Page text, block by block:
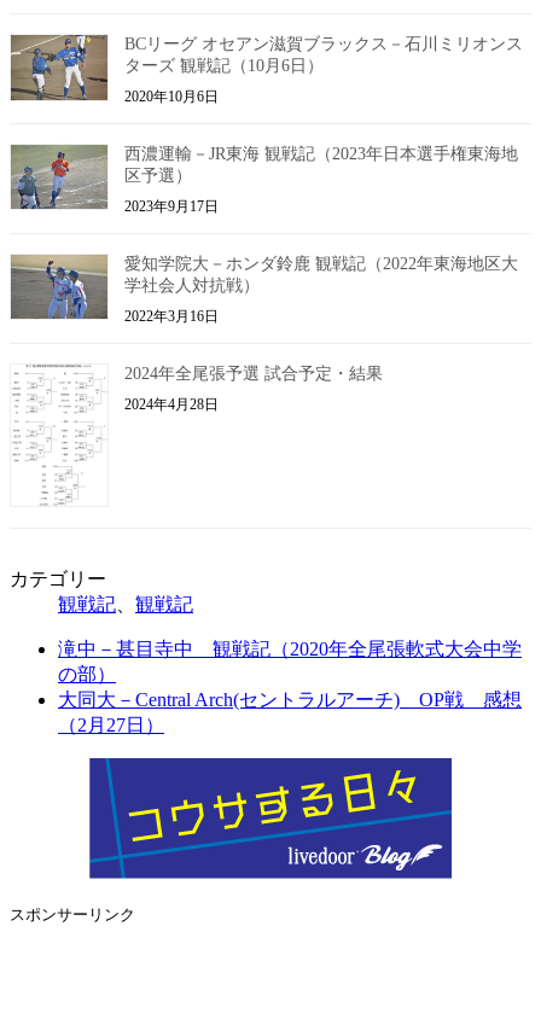
BCリーグ オセアン滋賀ブラックス－石川ミリオンス
ターズ 観戦記（10月6日）
2020年10月6日
西濃運輸－JR東海 観戦記（2023年日本選手権東海地
区予選）
2023年9月17日
愛知学院大－ホンダ鈴鹿 観戦記（2022年東海地区大
学社会人対抗戦）
2022年3月16日
2024年全尾張予選 試合予定・結果
2024年4月28日
カテゴリー
観戦記
観戦記
滝中－甚目寺中 観戦記（2020年全尾張軟式大会中学
の部）
大同大－Central Arch(セントラルアーチ) OP戦 感想
（2月27日）
スポンサーリンク